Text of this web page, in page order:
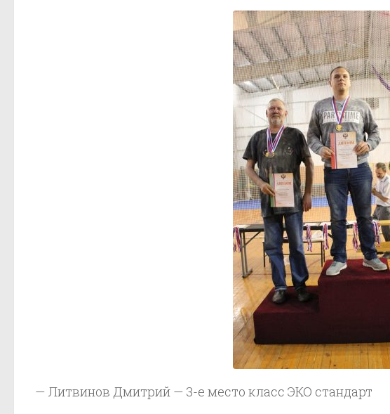
— Литвинов Дмитрий — 3-е место класс ЭКО стандарт